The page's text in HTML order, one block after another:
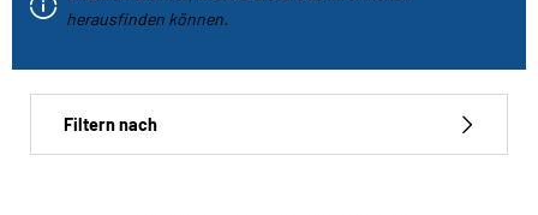
Fahrzeugtyp
Run-flat
herausfinden können.
Filtern nach